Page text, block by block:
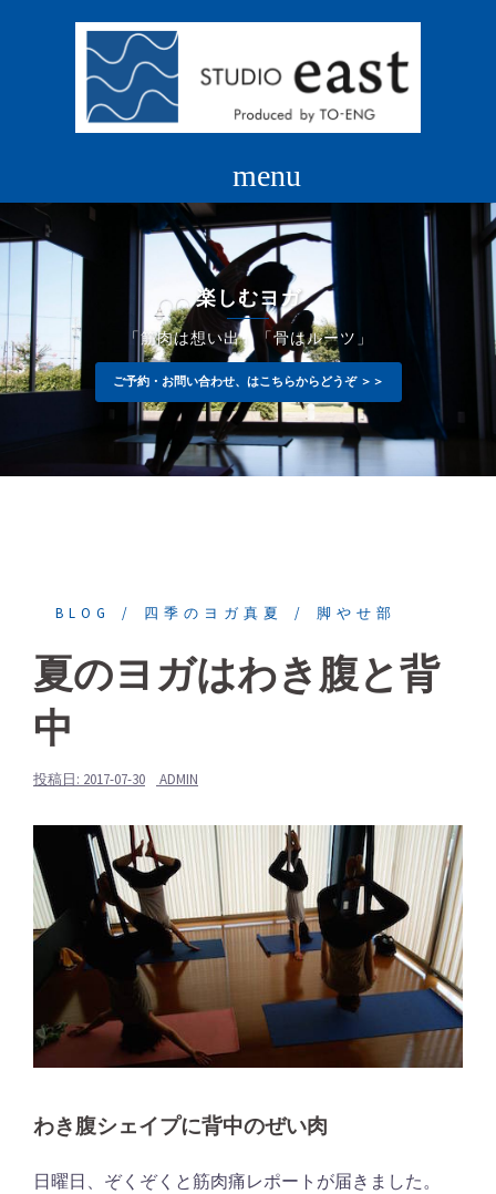
キ
楽しむヨガ
「筋肉は想い出」「骨はルーツ」
ご予約・お問い合わせ、はこちらからどうぞ ＞＞
BLOG 四季のヨガ真夏 脚やせ部
夏のヨガはわき腹と背
中
投稿日: 2017-07-30 ADMIN
わき腹シェイプに背中のぜい肉
日曜日、ぞくぞくと筋肉痛レポートが届きました。